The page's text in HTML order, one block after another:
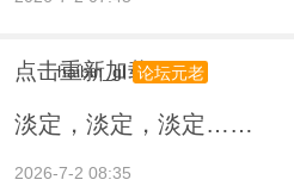
点击重新加载
haibin_gl 论坛元老
淡定，淡定，淡定……
2026-7-2 08:35